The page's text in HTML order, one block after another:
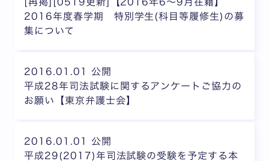
2016年度春学期 特別学生(科目等履修生)の募
集について
2016.01.01 公開
平成28年司法試験に関するアンケートご協力の
お願い【東京弁護士会】
2016.01.01 公開
平成29(2017)年司法試験の受験を予定する本